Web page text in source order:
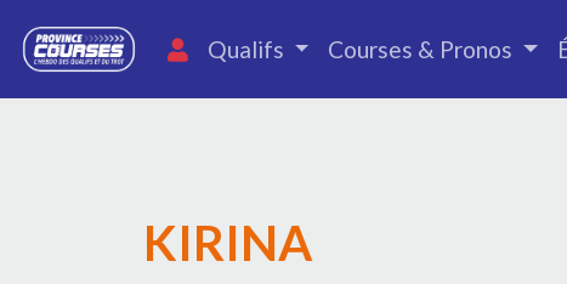
Qualifs Courses & Pronos
KIRINA